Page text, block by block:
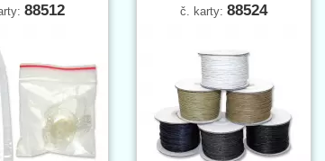
88512 č. karty: 88524